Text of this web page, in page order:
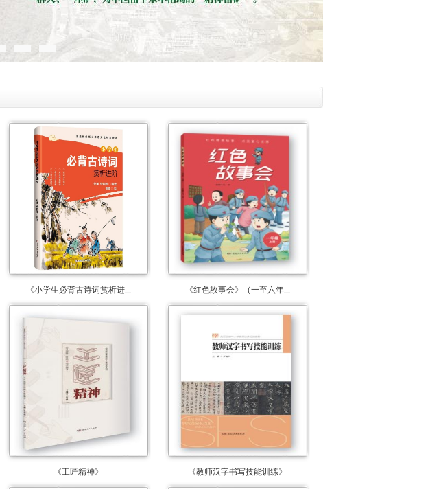
《小学生必背古诗词赏析进... 《红色故事会》（一至六年...
《工匠精神》 《教师汉字书写技能训练》